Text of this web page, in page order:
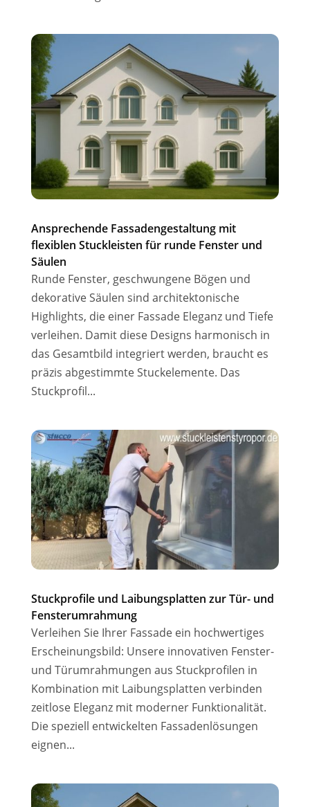
Ansprechende Fassadengestaltung mit
flexiblen Stuckleisten für runde Fenster und
Säulen
Runde Fenster, geschwungene Bögen und
dekorative Säulen sind architektonische
Highlights, die einer Fassade Eleganz und Tiefe
verleihen. Damit diese Designs harmonisch in
das Gesamtbild integriert werden, braucht es
präzis abgestimmte Stuckelemente. Das
Stuckprofil...
Stuckprofile und Laibungsplatten zur Tür- und
Fensterumrahmung
Verleihen Sie Ihrer Fassade ein hochwertiges
Erscheinungsbild: Unsere innovativen Fenster-
und Türumrahmungen aus Stuckprofilen in
Kombination mit Laibungsplatten verbinden
zeitlose Eleganz mit moderner Funktionalität.
Die speziell entwickelten Fassadenlösungen
eignen...